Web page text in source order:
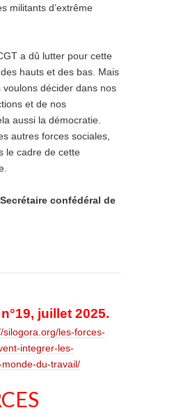
militants d’extrême
a dû lutter pour cette
hauts et des bas. Mais
décider dans nos
et de nos
aussi la démocratie.
autres forces sociales,
le cadre de cette
confédéral de
n°19, juillet 2025.
silogora.org/les-forces-
integrer-les-
du-travail/